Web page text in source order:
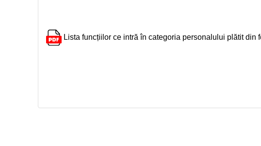
Lista funcțiilor ce intră în categoria personalului plătit din